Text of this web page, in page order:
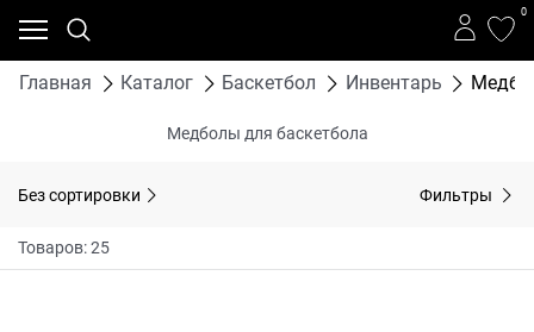
0
Главная Каталог Баскетбол Инвентарь
Медболы для баскетбола
Без сортировки Фильтры
Товаров: 25